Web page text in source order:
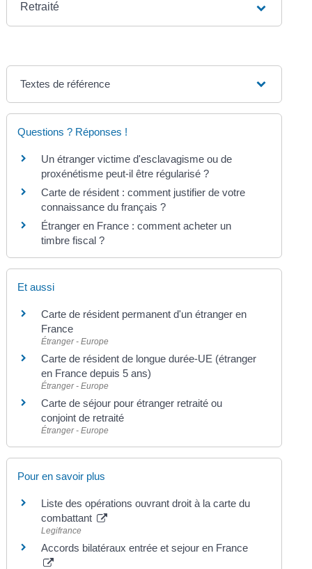
Retraité
Textes de référence
Questions ? Réponses !
Un étranger victime d'esclavagisme ou de
proxénétisme peut-il être régularisé ?
Carte de résident : comment justifier de votre
connaissance du français ?
Étranger en France : comment acheter un
timbre fiscal ?
Et aussi
Carte de résident permanent d'un étranger en
France
Étranger - Europe
Carte de résident de longue durée-UE (étranger
en France depuis 5 ans)
Étranger - Europe
Carte de séjour pour étranger retraité ou
conjoint de retraité
Étranger - Europe
Pour en savoir plus
Liste des opérations ouvrant droit à la carte du
combattant
Legifrance
Accords bilatéraux entrée et sejour en France